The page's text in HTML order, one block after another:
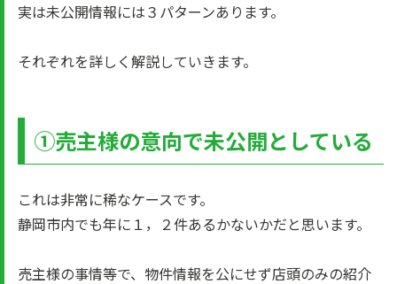
実は未公開情報には３パターンあります。
それぞれを詳しく解説していきます。
①売主様の意向で未公開としている
これは非常に稀なケースです。
静岡市内でも年に１，２件あるかないかだと思います。
売主様の事情等で、物件情報を公にせず店頭のみの紹介